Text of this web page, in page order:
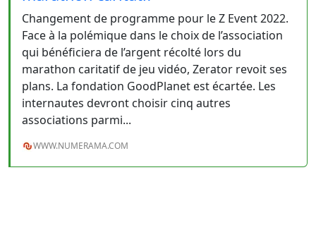
Changement de programme pour le Z Event 2022.
Face à la polémique dans le choix de l’association
qui bénéficiera de l’argent récolté lors du
marathon caritatif de jeu vidéo, Zerator revoit ses
plans. La fondation GoodPlanet est écartée. Les
internautes devront choisir cinq autres
associations parmi...
WWW.NUMERAMA.COM